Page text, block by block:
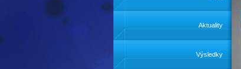
Aktuality
Výsledky